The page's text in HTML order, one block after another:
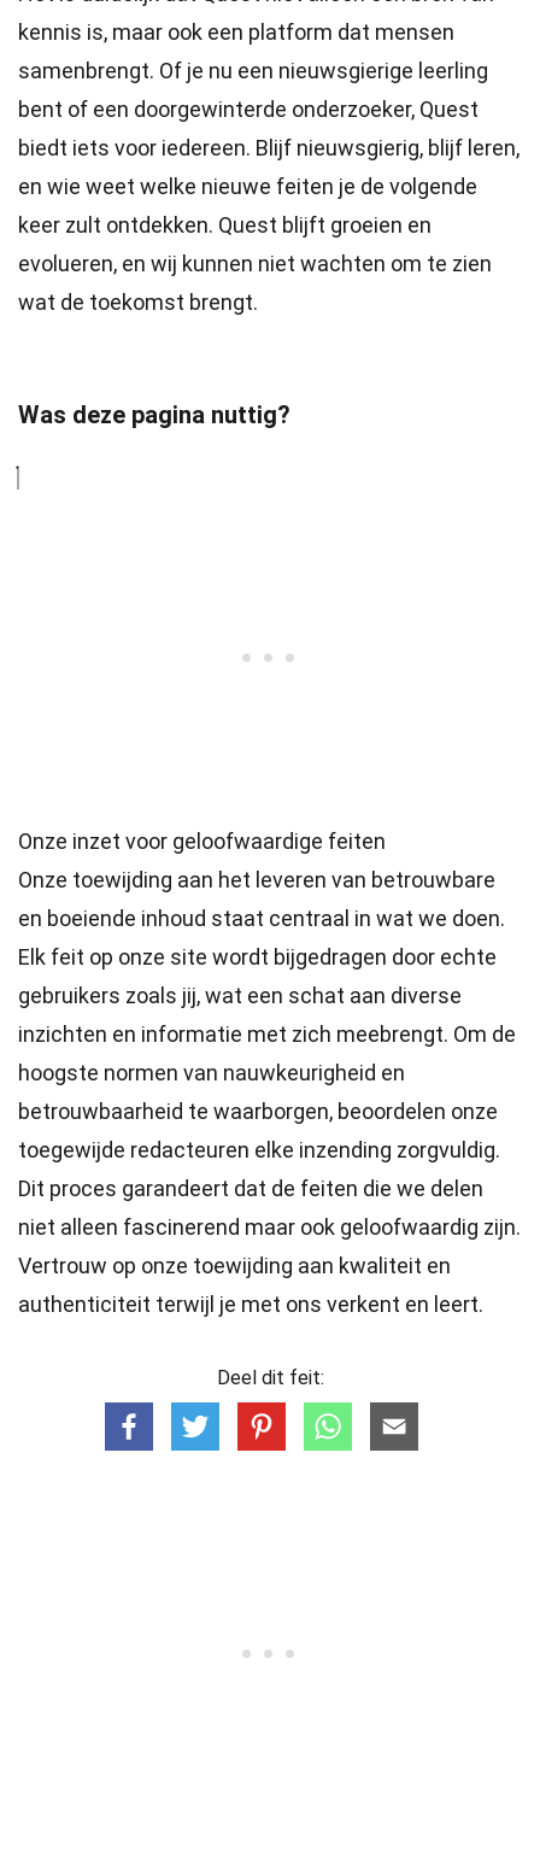
kennis is, maar ook een platform dat mensen
samenbrengt. Of je nu een nieuwsgierige leerling
bent of een doorgewinterde onderzoeker, Quest
biedt iets voor iedereen. Blijf nieuwsgierig, blijf leren,
en wie weet welke nieuwe feiten je de volgende
keer zult ontdekken. Quest blijft groeien en
evolueren, en wij kunnen niet wachten om te zien
wat de toekomst brengt.
Was deze pagina nuttig?
Onze inzet voor geloofwaardige feiten
Onze toewijding aan het leveren van betrouwbare
en boeiende inhoud staat centraal in wat we doen.
Elk feit op onze site wordt bijgedragen door echte
gebruikers zoals jij, wat een schat aan diverse
inzichten en informatie met zich meebrengt. Om de
hoogste normen van nauwkeurigheid en
betrouwbaarheid te waarborgen, beoordelen onze
toegewijde redacteuren elke inzending zorgvuldig.
Dit proces garandeert dat de feiten die we delen
niet alleen fascinerend maar ook geloofwaardig zijn.
Vertrouw op onze toewijding aan kwaliteit en
authenticiteit terwijl je met ons verkent en leert.
Deel dit feit: